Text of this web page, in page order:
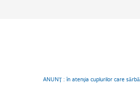
ANUNŢ : în atenţia cuplurilor care